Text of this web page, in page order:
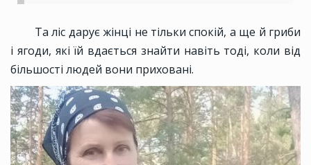
Та ліс дарує жінці не тільки спокій, а ще й гриби
і ягоди, які їй вдається знайти навіть тоді, коли від
більшості людей вони приховані.